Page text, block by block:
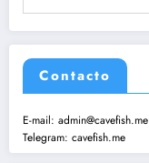
Contacto
E-mail: admin@cavefish.me
Telegram: cavefish.me